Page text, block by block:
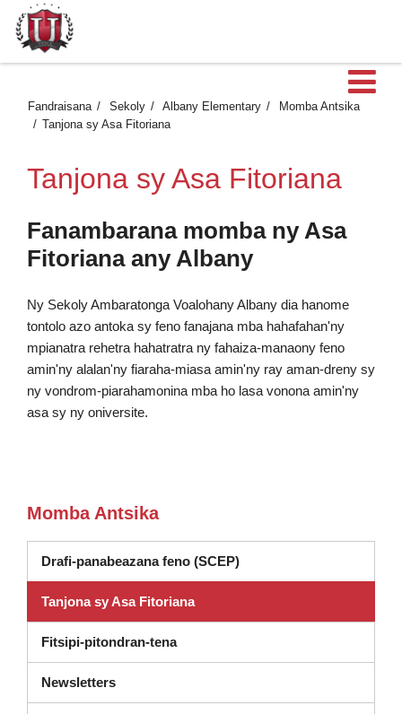
Fandraisana Sekoly Albany Elementary
Momba Antsika
Tanjona sy Asa Fitoriana
Tanjona sy Asa Fitoriana
Fanambarana momba ny Asa
Fitoriana any Albany
Ny Sekoly Ambaratonga Voalohany Albany dia hanome
tontolo azo antoka sy feno fanajana mba hahafahan'ny
mpianatra rehetra hahatratra ny fahaiza-manaony feno
amin'ny alalan'ny fiaraha-miasa amin'ny ray aman-dreny sy
ny vondrom-piarahamonina mba ho lasa vonona amin'ny
asa sy ny oniversite.
Momba Antsika
Drafi-panabeazana feno (SCEP)
Tanjona sy Asa Fitoriana
Fitsipi-pitondran-tena
Newsletters